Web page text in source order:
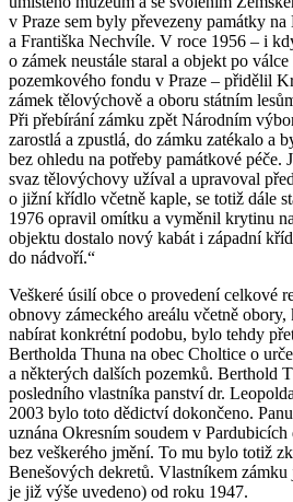
v Praze sem byly převezeny památky na
a Františka Nechvíle. V roce 1956 – i
o zámek neustále staral a objekt po
pozemkového fondu v Praze – přidělil
zámek tělovýchově a oboru státním
Při přebírání zámku zpět Národním
zarostlá a zpustlá, do zámku zatékalo a
bez ohledu na potřeby památkové péče.
svaz tělovýchovy užíval a upravoval
o jižní křídlo včetně kaple, se totiž dále
1976 opravil omítku a vyměnil krytinu
objektu dostalo nový kabát i západní
do nádvoří.“
Veškeré úsilí obce o provedení celkové
obnovy zámeckého areálu včetně
nabírat konkrétní podobu, bylo tehdy
Bertholda Thuna na obec Choltice o
a některých dalších pozemků. Berthold
posledního vlastníka panství dr.
2003 bylo toto dědictví dokončeno.
uznána Okresním soudem v
bez veškerého jmění. To mu bylo totiž
Benešových dekretů. Vlastníkem
je již výše uvedeno) od roku 1947.